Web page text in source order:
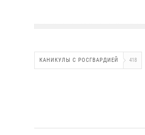
КАНИКУЛЫ С РОСГВАРДИЕЙ 418